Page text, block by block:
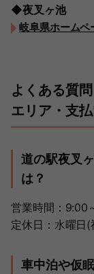
◆夜叉ヶ池
岐阜県ホームペ
よくある質
エリア・支
道の駅夜叉
は？
営業時間：9:00
定休日：水曜日
車中泊や仮